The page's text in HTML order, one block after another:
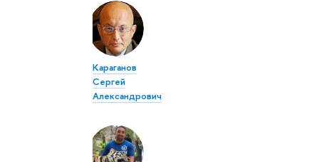
Караганов
Сергей
Александрович